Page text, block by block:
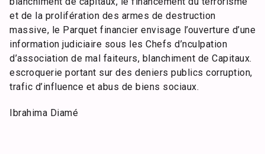
et de la prolifération des armes de destruction
massive, le Parquet financier envisage l’ouverture d’une
information judiciaire sous les Chefs d’nculpation
d’association de mal faiteurs, blanchiment de Capitaux.
escroquerie portant sur des deniers publics corruption,
trafic d’influence et abus de biens sociaux.
Ibrahima Diamé